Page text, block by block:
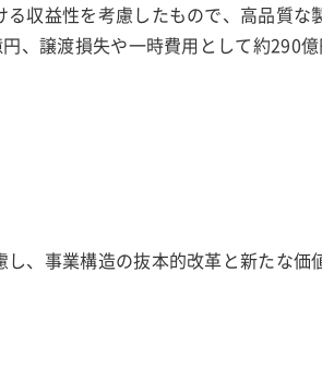
収益性を考慮したもので、高品質な
、譲渡損失や一時費用として約290
、事業構造の抜本的改革と新たな価